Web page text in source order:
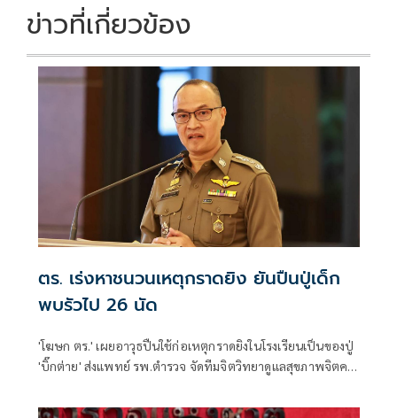
ข่าวที่เกี่ยวข้อง
ตร. เร่งหาชนวนเหตุกราดยิง ยันปืนปู่เด็ก
พบรัวไป 26 นัด
'โฆษก ตร.' เผยอาวุธปืนใช้ก่อเหตุกราดยิงในโรงเรียนเป็นของปู่
'บิ๊กต่าย' ส่งแพทย์ รพ.ตำรวจ จัดทีมจิตวิทยาดูแลสุขภาพจิตครู